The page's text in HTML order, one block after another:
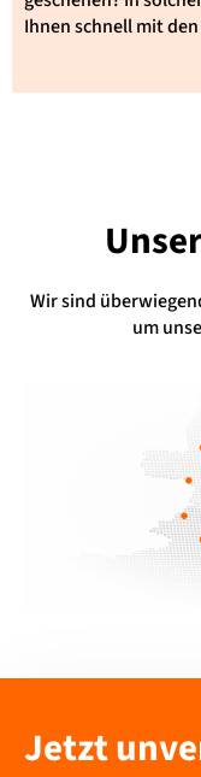
Ihnen schnell mit
Wir sind
um
Jetzt